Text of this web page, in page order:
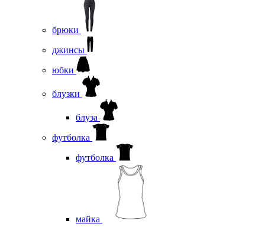
брюки
джинсы
юбки
блузки
блуза
футболка
футболка
майка